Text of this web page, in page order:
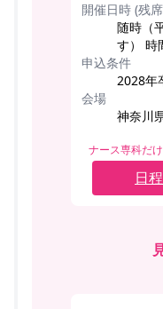
開催日時 (残
随時（
す） 時
申込条件
2028年
会場
神奈川
ナース専科だ
日